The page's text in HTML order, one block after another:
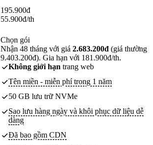
195.900đ
55.900đ/th
Chọn gói
Nhận 48 tháng với giá 2.683.200đ (giá thường
9.403.200đ). Gia hạn với 181.900đ/th.
Không giới hạn trang web
Tên miền - miễn phí trong 1 năm
50 GB lưu trữ NVMe
Sao lưu hàng ngày và khôi phục dữ liệu dễ
dàng
Đã bao gồm CDN